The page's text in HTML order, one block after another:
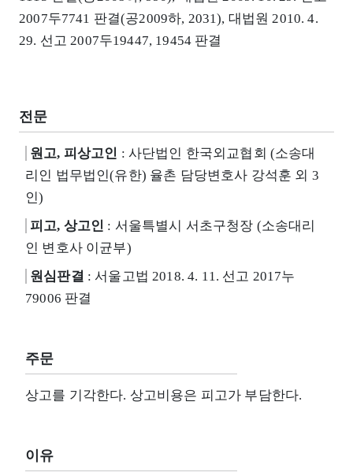
2007두7741 판결(공2009하, 2031), 대법원 2010. 4.
29. 선고 2007두19447, 19454 판결
전문
원고, 피상고인 : 사단법인 한국외교협회 (소송대
리인 법무법인(유한) 율촌 담당변호사 강석훈 외 3
인)
피고, 상고인 : 서울특별시 서초구청장 (소송대리
인 변호사 이균부)
원심판결 : 서울고법 2018. 4. 11. 선고 2017누
79006 판결
주문
상고를 기각한다. 상고비용은 피고가 부담한다.
이유